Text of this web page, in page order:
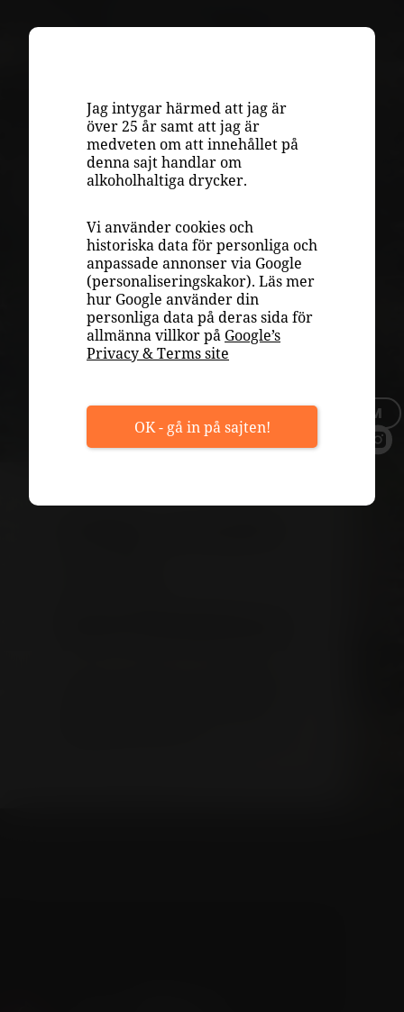
LAGRING
DRUVOR
RECEPT
VÄLJA RÄTT VIN
PLAY
OM OSS
TOPPLISTOR
TILLFÄLLIGT SORTIMENT
BLI MEDLEM
Jag intygar härmed att jag är
över 25 år samt att jag är
medveten om att innehållet på
denna sajt handlar om
alkoholhaltiga drycker.
Vi använder cookies och
historiska data för personliga och
anpassade annonser via Google
(personaliseringskakor). Läs mer
hur Google använder din
personliga data på deras sida för
allmänna villkor på Google’s
Privacy & Terms site
OK - gå in på sajten!